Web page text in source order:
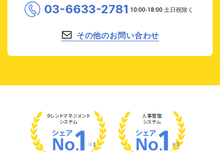
03-6633-2781
その他のお問い合わせ
タレントマネジメント
システム
※1
人事管理
システム
※2